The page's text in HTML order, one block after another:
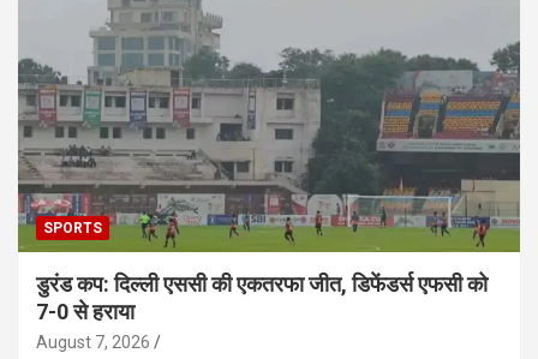
SPORTS
डुरंड कप: दिल्ली एससी की एकतरफा जीत, डिफेंडर्स एफसी को
7-0 से हराया
August 7, 2026